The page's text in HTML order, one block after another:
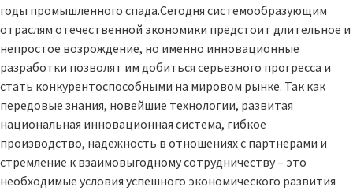
годы промышленного спада.Сегодня системообразующим
отраслям отечественной экономики предстоит длительное и
непростое возрождение, но именно инновационные
разработки позволят им добиться серьезного прогресса и
стать конкурентоспособными на мировом рынке. Так как
передовые знания, новейшие технологии, развитая
национальная инновационная система, гибкое
производство, надежность в отношениях с партнерами и
стремление к взаимовыгодному сотрудничеству – это
необходимые условия успешного экономического развития